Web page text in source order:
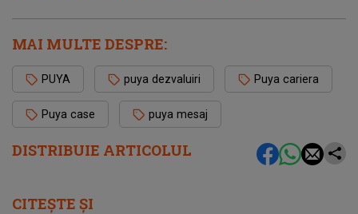
DISTRIBUIE ARTICOLUL
MAI MULTE DESPRE:
PUYA puya dezvaluiri Puya cariera
Puya case puya mesaj
CITEȘTE ȘI